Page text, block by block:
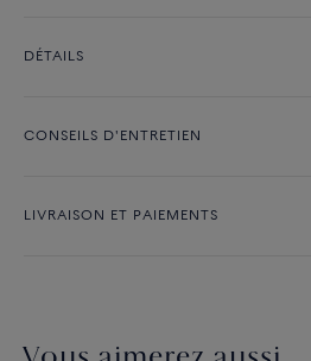
DÉTAILS
CONSEILS D'ENTRETIEN
LIVRAISON ET PAIEMENTS